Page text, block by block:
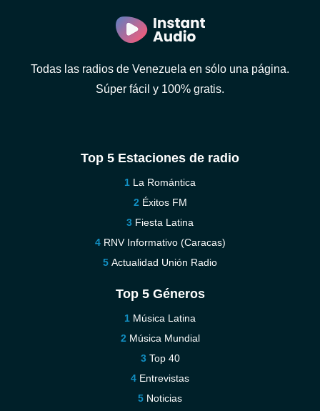
Todas las radios de Venezuela en sólo una página.
Súper fácil y 100% gratis.
Top 5 Estaciones de radio
La Romántica
Éxitos FM
Fiesta Latina
RNV Informativo (Caracas)
Actualidad Unión Radio
Top 5 Géneros
Música Latina
Música Mundial
Top 40
Entrevistas
Noticias